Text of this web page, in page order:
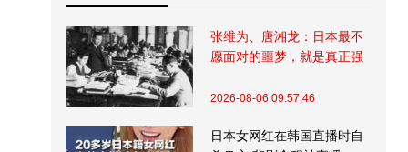
张维为、唐湘龙：日本最不
愿面对的噩梦，就是真正强
2026-08-06 09:57:46
日本女网红在韩国直播时自